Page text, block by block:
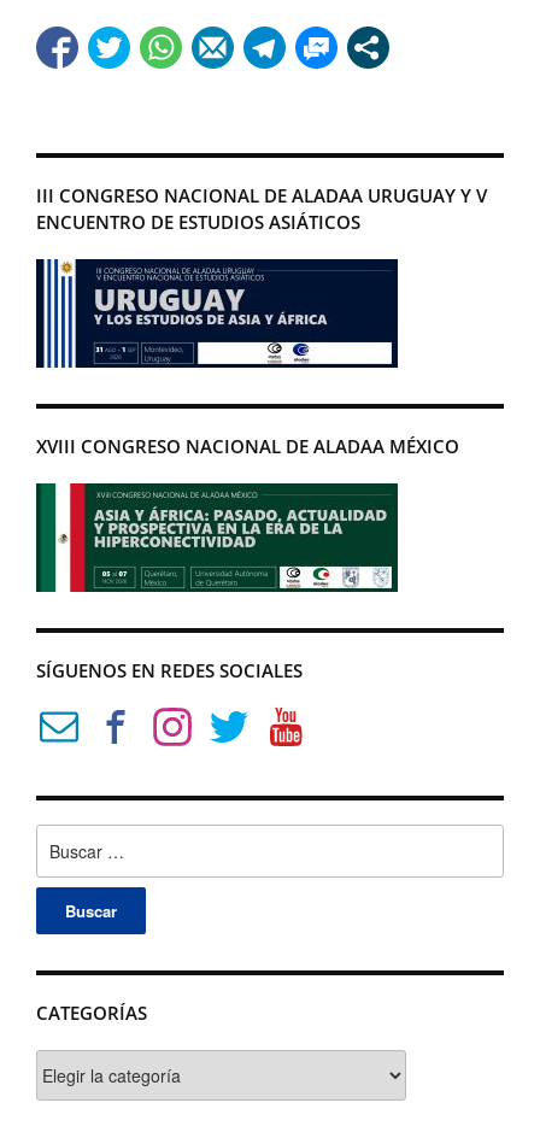
III CONGRESO NACIONAL DE ALADAA URUGUAY Y V
ENCUENTRO DE ESTUDIOS ASIÁTICOS
XVIII CONGRESO NACIONAL DE ALADAA MÉXICO
SÍGUENOS EN REDES SOCIALES
CATEGORÍAS